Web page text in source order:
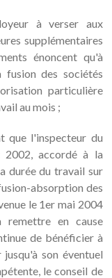
à verser aux
supplémentaires
énoncent qu'à
des sociétés
particulière
au mois ;
que l'inspecteur du
accordé à la
durée du travail sur
absorption des
le 1er mai 2004
remettre en cause
de bénéficier à
son éventuel
le conseil de